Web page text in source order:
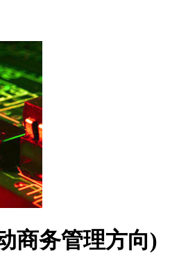
商务管理方向)